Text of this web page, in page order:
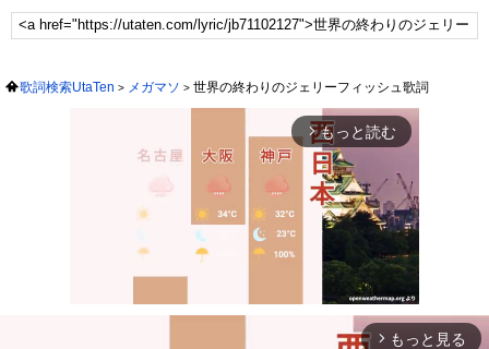
歌詞検索UtaTen メガマソ 世界の終わりのジェリーフィッシュ歌詞
arrow_forward_ios もっと読む
arrow_forward_ios もっと見る